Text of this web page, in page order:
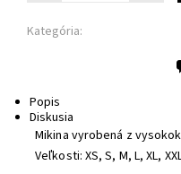
Kategória:
Popis
Diskusia
Mikina vyrobená z
Veľkosti: XS, S, M, L, XL,